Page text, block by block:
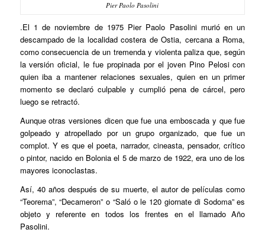
Pier Paolo Pasolini
.El 1 de noviembre de 1975 Pier Paolo Pasolini murió en un
descampado de la localidad costera de Ostia, cercana a Roma,
como consecuencia de un tremenda y violenta paliza que, según
la versión oficial, le fue propinada por el joven Pino Pelosi con
quien iba a mantener relaciones sexuales, quien en un primer
momento se declaró culpable y cumplió pena de cárcel, pero
luego se retractó.
Aunque otras versiones dicen que fue una emboscada y que fue
golpeado y atropellado por un grupo organizado, que fue un
complot. Y es que el poeta, narrador, cineasta, pensador, crítico
o pintor, nacido en Bolonia el 5 de marzo de 1922, era uno de los
mayores iconoclastas.
Así, 40 años después de su muerte, el autor de películas como
“Teorema”, “Decameron” o “Saló o le 120 giornate di Sodoma” es
objeto y referente en todos los frentes en el llamado Año
Pasolini.